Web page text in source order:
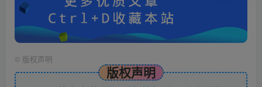
© 版权声明
版权声明